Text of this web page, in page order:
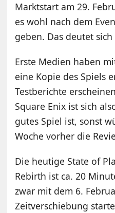
Marktstart am 29.
es wohl nach dem
geben. Das deutet
Erste Medien haben
eine Kopie des Spiels
Testberichte
Square Enix ist sich
gutes Spiel ist, sonst
Woche vorher die
Die heutige State of
Rebirth ist ca. 20
zwar mit dem 6.
Zeitverschiebung